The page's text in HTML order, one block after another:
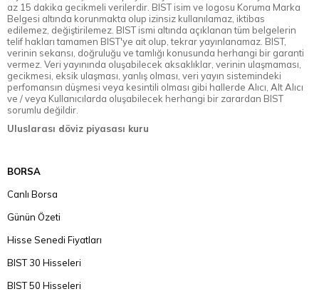
az 15 dakika gecikmeli verilerdir. BIST isim ve logosu Koruma Marka
Belgesi altında korunmakta olup izinsiz kullanılamaz, iktibas
edilemez, değiştirilemez. BIST ismi altında açıklanan tüm belgelerin
telif hakları tamamen BIST'ye ait olup, tekrar yayınlanamaz. BIST,
verinin sekansı, doğruluğu ve tamlığı konusunda herhangi bir garanti
vermez. Veri yayınında oluşabilecek aksaklıklar, verinin ulaşmaması,
gecikmesi, eksik ulaşması, yanlış olması, veri yayın sistemindeki
perfomansın düşmesi veya kesintili olması gibi hallerde Alıcı, Alt Alıcı
ve / veya Kullanıcılarda oluşabilecek herhangi bir zarardan BIST
sorumlu değildir.
Uluslarası döviz piyasası kuru
BORSA
Canlı Borsa
Günün Özeti
Hisse Senedi Fiyatları
BIST 30 Hisseleri
BIST 50 Hisseleri